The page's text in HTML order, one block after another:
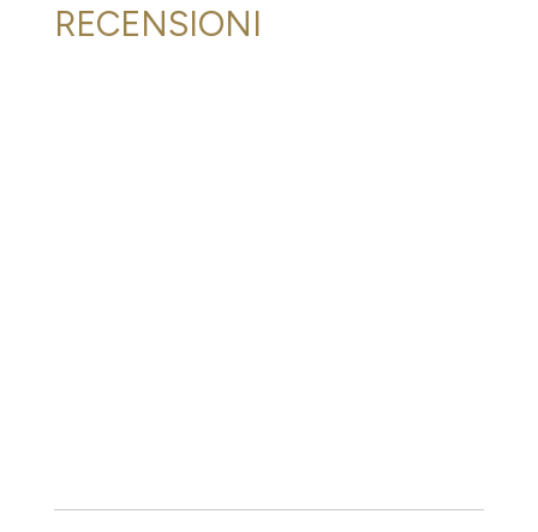
RECENSIONI